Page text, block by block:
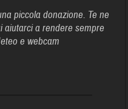
piccola donazione. Te ne
aiutarci a rendere sempre
e webcam